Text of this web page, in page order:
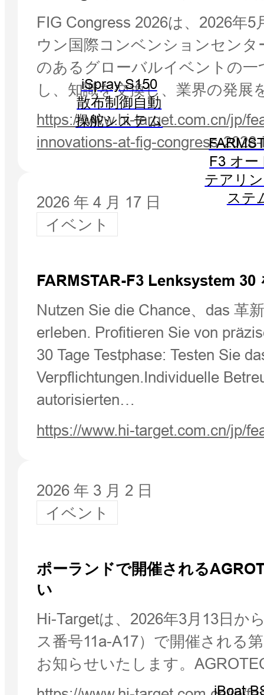
iSpray S150
散布制御自動
操舵システム
F3 オー
テアリ
ステ
iBoat
FIG Congress 2026は、2026年
ウン国際コンベンションセン
のあるグローバルイベントの
し、知識を交換し、業界の発
https://www.hi-target.com.cn/jp/
innovations-at-fig-congress-
2026 年 4 月 17 日
イベント
FARMSTAR-F3 Lenksystem
Nutzen Sie die Chance、das 革
erleben. Profitieren Sie von
30 Tage Testphase: Testen Sie
Verpflichtungen.Individuelle
autorisierten…
https://www.hi-target.com.cn/jp/
2026 年 3 月 2 日
イベント
ポーランドで開催される
い
Hi-Targetは、2026年3月13日
ス番号11a-A17）で開催される
お知らせいたします。